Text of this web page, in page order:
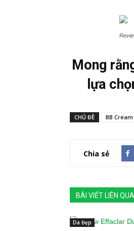
Mong
lựa
CHỦ ĐỀ BB
Chia sẻ
BÀI VIẾT LIÊN
Da Đẹp